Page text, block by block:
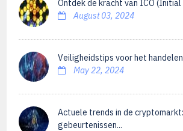
Ontdek de kracht van ICO
August 03, 2024
Veiligheidstips voor het
May 22, 2024
Actuele trends in de
gebeurtenissen...